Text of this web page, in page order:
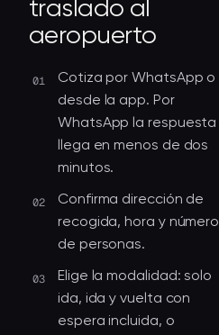
traslado al
aeropuerto
Cotiza por WhatsApp o
desde la app. Por
WhatsApp la respuesta
llega en menos de dos
minutos.
Confirma dirección de
recogida, hora y número
de personas.
Elige la modalidad: solo
ida, ida y vuelta con
espera incluida, o